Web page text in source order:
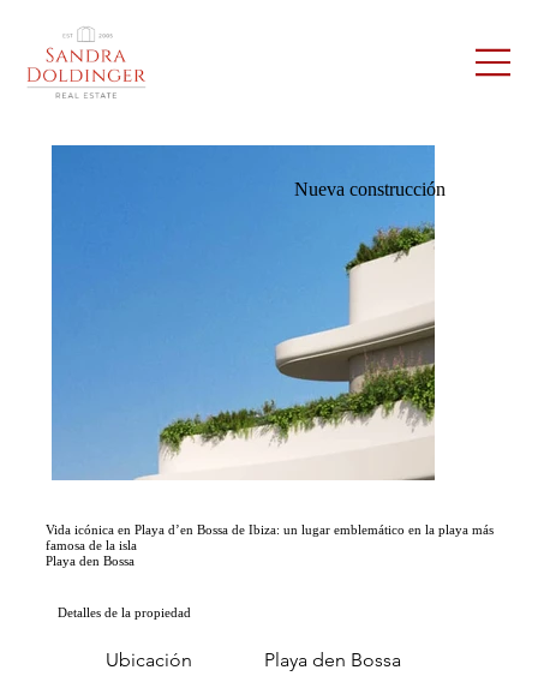
Nueva construcción
Vida icónica en Playa d’en Bossa de Ibiza: un lugar emblemático en la playa más
famosa de la isla
Playa den Bossa
Detalles de la propiedad
Ubicación Playa den Bossa